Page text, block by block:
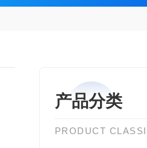
产品分类
PRODUCT